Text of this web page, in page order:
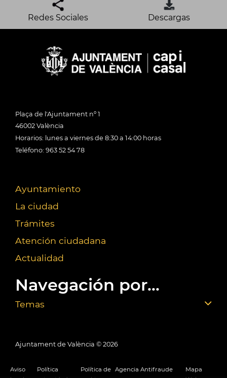
Redes Sociales Descargas
Plaça de l'Ajuntament nº 1
46002 València
Horarios: lunes a viernes de 8:30 a 14:00 horas
Teléfono: 963 52 54 78
Ayuntamiento
La ciudad
Trámites
Atención ciudadana
Actualidad
Navegación por...
Temas
Ajuntament de València © 2026
Aviso
Política
Política de Agencia Antifraude
Mapa